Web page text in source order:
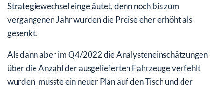
Strategiewechsel eingeläutet, denn noch bis zum
vergangenen Jahr wurden die Preise eher erhöht als
gesenkt.
Als dann aber im Q4/2022 die Analysteneinschätzungen
über die Anzahl der ausgelieferten Fahrzeuge verfehlt
wurden, musste ein neuer Plan auf den Tisch und der